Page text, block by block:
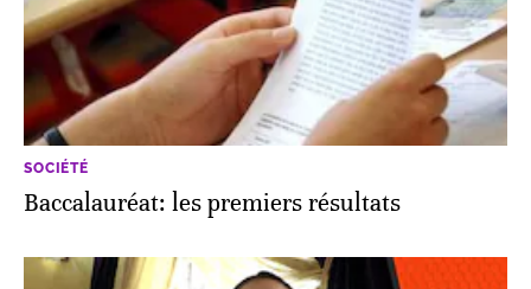
SOCIÉTÉ
Baccalauréat: les premiers résultats